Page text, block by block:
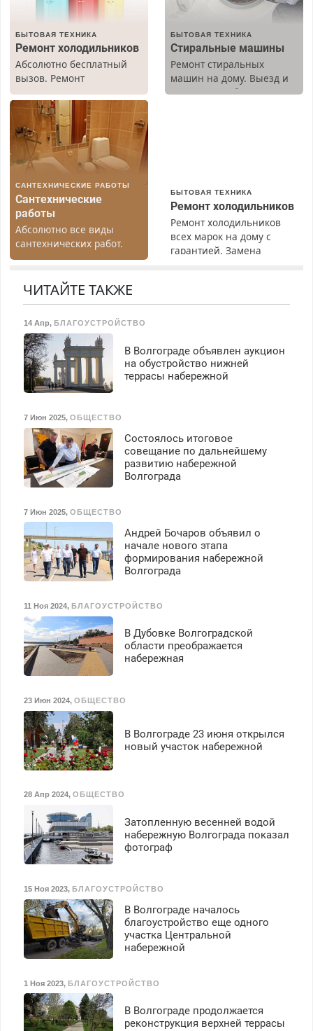
БЫТОВАЯ ТЕХНИКА
Ремонт холодильников
Абсолютно бесплатный
вызов. Ремонт
холодильников всех
марок на дому, с
гарантией. Все р-ны.
Срочно. Без выходных.
Пенсионерам – скидки до
40%. Мастер со стажем.
БЫТОВАЯ ТЕХНИКА
Стиральные машины
Ремонт стиральных
машин на дому. Выезд и
диагностика бесплатно.
САНТЕХНИЧЕСКИЕ РАБОТЫ
Сантехнические
работы
Абсолютно все виды
сантехнических работ.
Быстро. Качественно.
БЫТОВАЯ ТЕХНИКА
Ремонт холодильников
Ремонт холодильников
всех марок на дому с
гарантией. Замена
Вызов бесплатный.
ЧИТАЙТЕ ТАКЖЕ
14 Апр, БЛАГОУСТРОЙСТВО
В Волгограде объявлен аукцион
на обустройство нижней
террасы набережной
7 Июн 2025, ОБЩЕСТВО
Состоялось итоговое
совещание по дальнейшему
развитию набережной
Волгограда
7 Июн 2025, ОБЩЕСТВО
Андрей Бочаров объявил о
начале нового этапа
формирования набережной
Волгограда
11 Ноя 2024, БЛАГОУСТРОЙСТВО
В Дубовке Волгоградской
области преображается
набережная
23 Июн 2024, ОБЩЕСТВО
В Волгограде 23 июня открылся
новый участок набережной
28 Апр 2024, ОБЩЕСТВО
Затопленную весенней водой
набережную Волгограда показал
фотограф
15 Ноя 2023, БЛАГОУСТРОЙСТВО
В Волгограде началось
благоустройство еще одного
участка Центральной
набережной
1 Ноя 2023, БЛАГОУСТРОЙСТВО
В Волгограде продолжается
реконструкция верхней террасы